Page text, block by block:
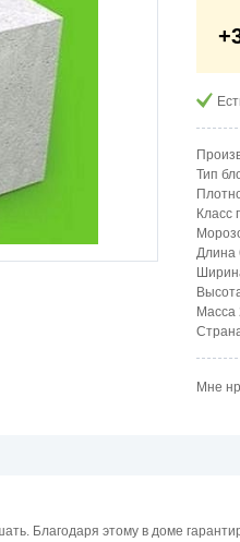
Тип
Класс
Длина
Масса
Мне
Благодаря этому в доме